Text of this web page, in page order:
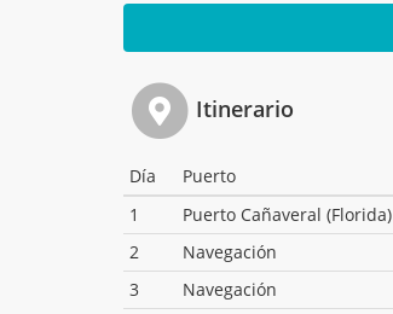
Itinerario
Día Puerto
1
Puerto Cañaveral (Florida)
2
Navegación
3
Navegación